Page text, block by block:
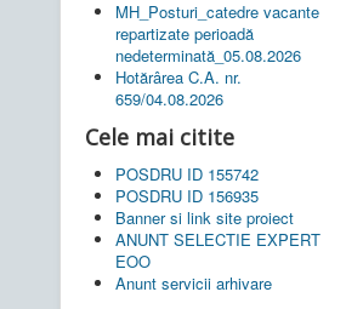
MH_Posturi_catedre vacante
repartizate perioadă
nedeterminată_05.08.2026
Hotărârea C.A. nr.
659/04.08.2026
Cele mai citite
POSDRU ID 155742
POSDRU ID 156935
Banner si link site proiect
ANUNT SELECTIE EXPERT
EOO
Anunt servicii arhivare